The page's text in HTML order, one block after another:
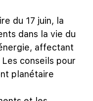
du 17 juin, la
dans la vie du
affectant
conseils pour
planétaire